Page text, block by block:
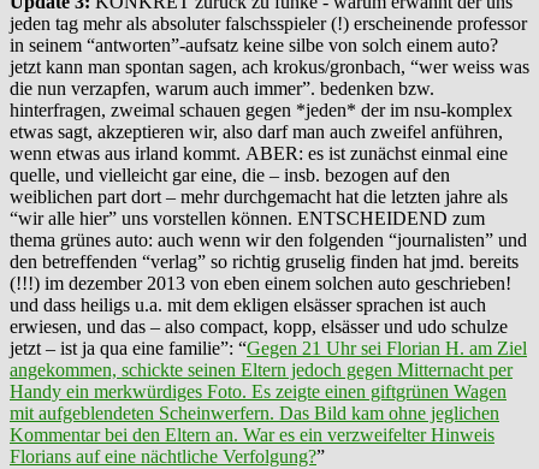
jeden tag mehr als absoluter falschsspieler (!) erscheinende professor
in seinem “antworten”-aufsatz keine silbe von solch einem auto?
jetzt kann man spontan sagen, ach krokus/gronbach, “wer weiss was
die nun verzapfen, warum auch immer”. bedenken bzw.
hinterfragen, zweimal schauen gegen *jeden* der im nsu-komplex
etwas sagt, akzeptieren wir, also darf man auch zweifel anführen,
wenn etwas aus irland kommt. ABER: es ist zunächst einmal eine
quelle, und vielleicht gar eine, die – insb. bezogen auf den
weiblichen part dort – mehr durchgemacht hat die letzten jahre als
“wir alle hier” uns vorstellen können. ENTSCHEIDEND zum
thema grünes auto: auch wenn wir den folgenden “journalisten” und
den betreffenden “verlag” so richtig gruselig finden hat jmd. bereits
(!!!) im dezember 2013 von eben einem solchen auto geschrieben!
und dass heiligs u.a. mit dem ekligen elsässer sprachen ist auch
erwiesen, und das – also compact, kopp, elsässer und udo schulze
jetzt – ist ja qua eine familie”: “Gegen 21 Uhr sei Florian H. am Ziel
angekommen, schickte seinen Eltern jedoch gegen Mitternacht per
Handy ein merkwürdiges Foto. Es zeigte einen giftgrünen Wagen
mit aufgeblendeten Scheinwerfern. Das Bild kam ohne jeglichen
Kommentar bei den Eltern an. War es ein verzweifelter Hinweis
Florians auf eine nächtliche Verfolgung?”